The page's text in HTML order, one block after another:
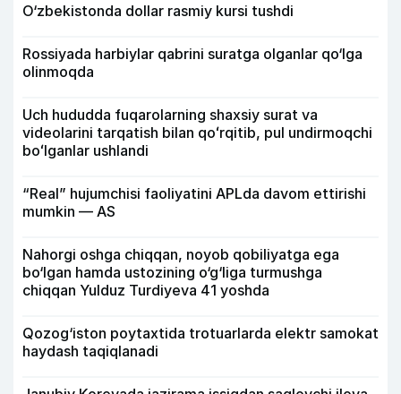
O‘zbekistonda dollar rasmiy kursi tushdi
Rossiyada harbiylar qabrini suratga olganlar qo‘lga
olinmoqda
Uch hududda fuqarolarning shaxsiy surat va
videolarini tarqatish bilan qoʻrqitib, pul undirmoqchi
boʻlganlar ushlandi
“Real” hujumchisi faoliyatini APLda davom ettirishi
mumkin — AS
Nahorgi oshga chiqqan, noyob qobiliyatga ega
bo‘lgan hamda ustozining o‘g‘liga turmushga
chiqqan Yulduz Turdiyeva 41 yoshda
Qozog‘iston poytaxtida trotuarlarda elektr samokat
haydash taqiqlanadi